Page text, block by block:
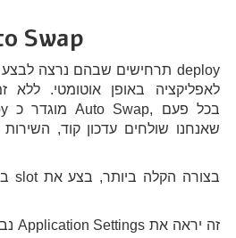
Swap
לאפליקציה באופן אוטומטי.
שאנחנו שולחים עדכון קוד,